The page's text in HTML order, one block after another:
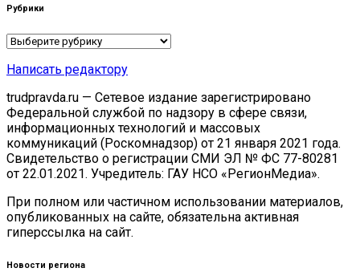
Рубрики
Рубрики
Написать редактору
trudpravda.ru — Сетевое издание зарегистрировано
Федеральной службой по надзору в сфере связи,
информационных технологий и массовых
коммуникаций (Роскомнадзор) от 21 января 2021 года.
Свидетельство о регистрации СМИ ЭЛ № ФС 77-80281
от 22.01.2021. Учредитель: ГАУ НСО «РегионМедиа».
При полном или частичном использовании материалов,
опубликованных на сайте, обязательна активная
гиперссылка на сайт.
Новости региона